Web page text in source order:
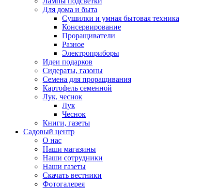
Для дома и быта
Сушилки и умная бытовая техника
Консервирование
Проращиватели
Разное
Электроприборы
Идеи подарков
Сидераты, газоны
Семена для проращивания
Картофель семенной
Лук, чеснок
Лук
Чеснок
Книги, газеты
Садовый центр
О нас
Наши магазины
Наши сотрудники
Наши газеты
Скачать вестники
Фотогалерея